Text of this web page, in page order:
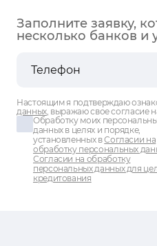
Заполните заявку,
несколько банков и
Настоящим я подтверждаю
данных, выражаю свое согласие
Обработку моих
данных в целях и порядке,
установленных вСогласии на
обработку персональных
Согласии на обработку
персональных данных для
кредитования